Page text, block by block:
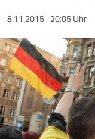
sport
berlin
nord
wahrheit
8.11.2015 20:05 Uhr